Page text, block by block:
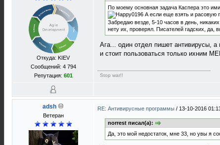
Откуда: KIEV
Сообщений: 4 794
Репутация: 601
По моему основная задача Каспера это
А если еще взять и расовую
Забредаю везде, 5-10 часов в день,
нету их, проверял. Писателей гадских, да,
Ага... один отдел пишет антивирусы, а
и стоит пользоваться только ихним
Stop war!!
adsh
Ветеран
RE: Антивирусные программы / 13-10-2016
norrest писал(а):
Да, это мой недостаток, мне 33, но увы я